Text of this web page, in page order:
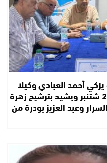
يزكي أحمد العبادي وكيلا
للائحة الحزب في تشريعيات 23 شتنبر ويشيد بترشيح زهرة
وعبد العزيز بودرة من